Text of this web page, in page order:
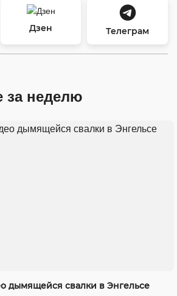
Дзен Телеграм
за неделю
дымящейся свалки в Энгельсе